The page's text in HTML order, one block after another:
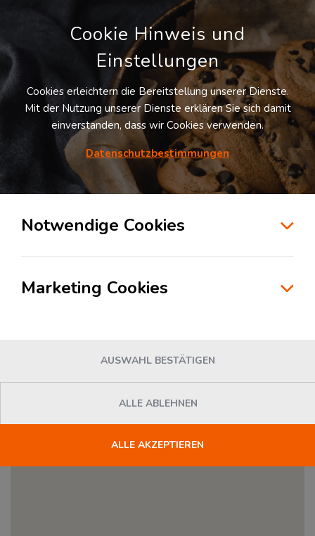
LOGIVISOR SUCHE
Treffer - Lagerflächen in Lüdinghausen
Listenansicht
Möchten Sie diesen Suchauftrag speichern und
automatisch über neue Standorte informiert
Dienstleister
Cookie Hinweis und
Einstellungen
Cookies erleichtern die Bereitstellung unserer Dienste.
Mit der Nutzung unserer Dienste erklären Sie sich damit
einverstanden, dass wir Cookies verwenden.
Datenschutzbestimmungen
Notwendige Cookies
Marketing Cookies
AUSWAHL BESTÄTIGEN
ALLE ABLEHNEN
ALLE AKZEPTIEREN